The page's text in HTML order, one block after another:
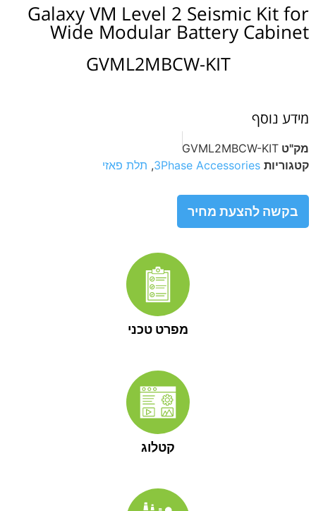
Galaxy VM Level 2 Seismic Kit for
Wide Modular Battery Cabinet
GVML2MBCW-KIT
מידע נוסף
מק"ט GVML2MBCW-KIT
קטגוריות 3Phase Accessories
, תלת פאזי
בקשה להצעת מחיר
מפרט טכני
קטלוג